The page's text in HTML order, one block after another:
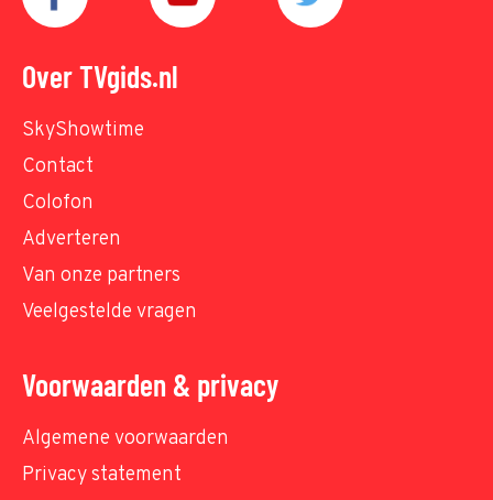
Over TVgids.nl
SkyShowtime
Contact
Colofon
Adverteren
Van onze partners
Veelgestelde vragen
Voorwaarden & privacy
Algemene voorwaarden
Privacy statement